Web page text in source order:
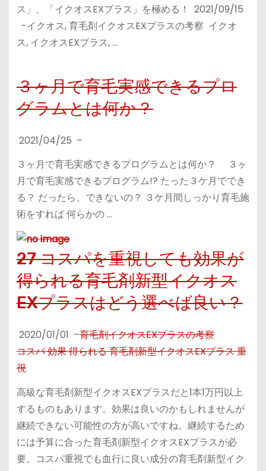
ス」、「イクオスEXプラス」を極める！ 2021/09/15
-イクオス, 育毛剤イクオスEXプラスの考察 イクオ
ス, イクオスEXプラス, …
３ヶ月で育毛実感できるプロ
グラムとは何か？
2021/04/25 –
３ヶ月で育毛実感できるプログラムとは何か？ ３ヶ
月で育毛実感できるプログラム!? たった３ケ月ででき
る？ だったら、できないの？ ３ケ月間しっかり育毛施
術をすれば 何らかの …
27 コスパを重視しても効果が
得られる育毛剤新型イクオス
EXプラスはどう選べば良い？
2020/01/01 –育毛剤イクオスEXプラスの考察
コスパ 効果 得られる 育毛剤新型イクオスEXプラス 重
視
高級な育毛剤新型イクオスEXプラスだと1本1万円以上
するものもあります。効果は良いのかもしれませんが
継続できない可能性の方が高いですね。継続するため
には予算に合った育毛剤新型イクオスEXプラスが必
要。コスパ重視でも血行に良い成分の育毛剤新型イク